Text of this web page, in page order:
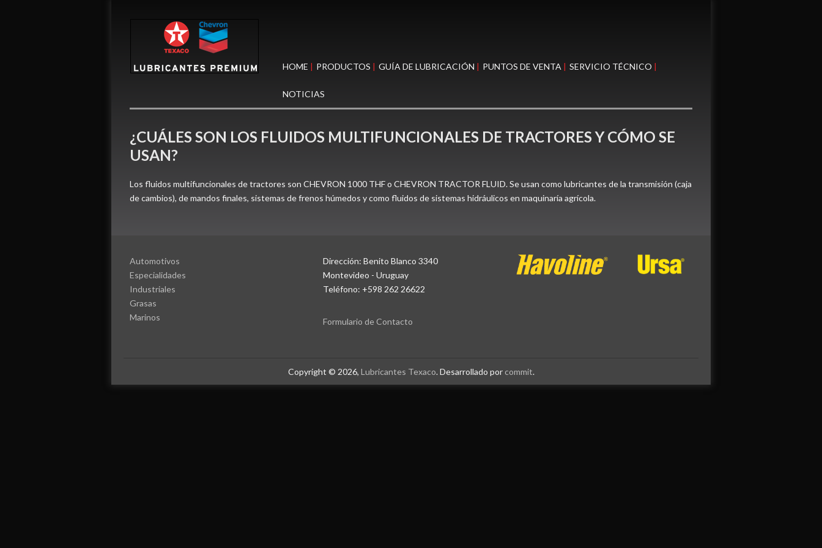
HOME PRODUCTOS GUÍA DE LUBRICACIÓN PUNTOS DE VENTA SERVICIO TÉCNICO
NOTICIAS
¿CUÁLES SON LOS FLUIDOS MULTIFUNCIONALES DE TRACTORES Y CÓMO SE
USAN?
Los fluidos multifuncionales de tractores son CHEVRON 1000 THF o CHEVRON TRACTOR FLUID. Se usan como lubricantes de la transmisión (caja
de cambios), de mandos finales, sistemas de frenos húmedos y como fluidos de sistemas hidráulicos en maquinaría agrícola.
Automotivos
Especialidades
Industriales
Grasas
Marinos
Dirección: Benito Blanco 3340
Montevideo - Uruguay
Teléfono: +598 262 26622
Formulario de Contacto
Copyright © 2026, Lubricantes Texaco. Desarrollado por commit.